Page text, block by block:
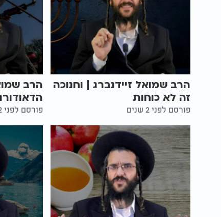
הרב שמואל זיידנברג | וחנוכה
זה לא כוחות
פורסם לפני 2 שנים
הרב
פורסם לפני 2 שנים